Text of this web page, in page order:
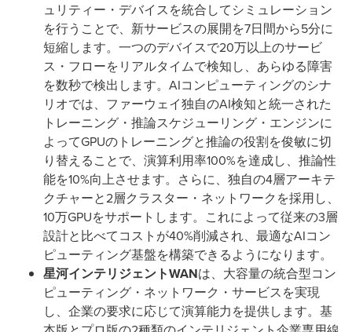
ュリティー・デバイスを統合してシミュレーション
を行うことで、新サービスの展開を7日間から5分に
短縮します。一つのデバイスで20万以上のサービ
ス・フローをリアルタイムで検知し、あらゆる障害
を数秒で検出します。AIコンピューティングのシナ
リオでは、ファーウェイ独自のAI検知と統一された
トレーニング・推論スケジューリング・エンジンに
よってGPUのトレーニングと推論の役割を俊敏に切
り替えることで、演算利用率100%を達成し、推論性
能を10%向上させます。さらに、独自の4層アーキテ
クチャーと2層クラスター・ネットワークを採用し、
10万GPUをサポートします。これによって従来の3層
設計と比べてコストが40%削減され、最適なAIコン
ピューティング基盤を構築できるようになります。
星河インテリジェントWANは、大容量の統合型コン
ピューティング・ネットワーク・サービスを実現
し、企業の要求に応じて演算能力を提供します。基